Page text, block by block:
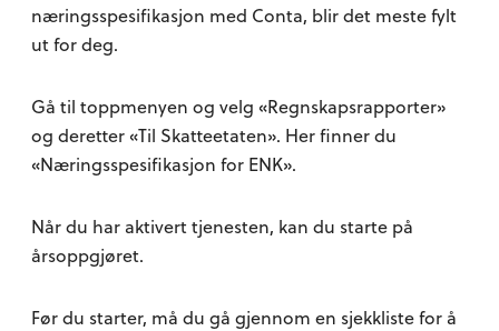
næringsspesifikasjon med Conta, blir det meste fylt
ut for deg.
Gå til toppmenyen og velg «Regnskapsrapporter»
og deretter «Til Skatteetaten». Her finner du
«Næringsspesifikasjon for ENK».
Når du har aktivert tjenesten, kan du starte på
årsoppgjøret.
Før du starter, må du gå gjennom en sjekkliste for å